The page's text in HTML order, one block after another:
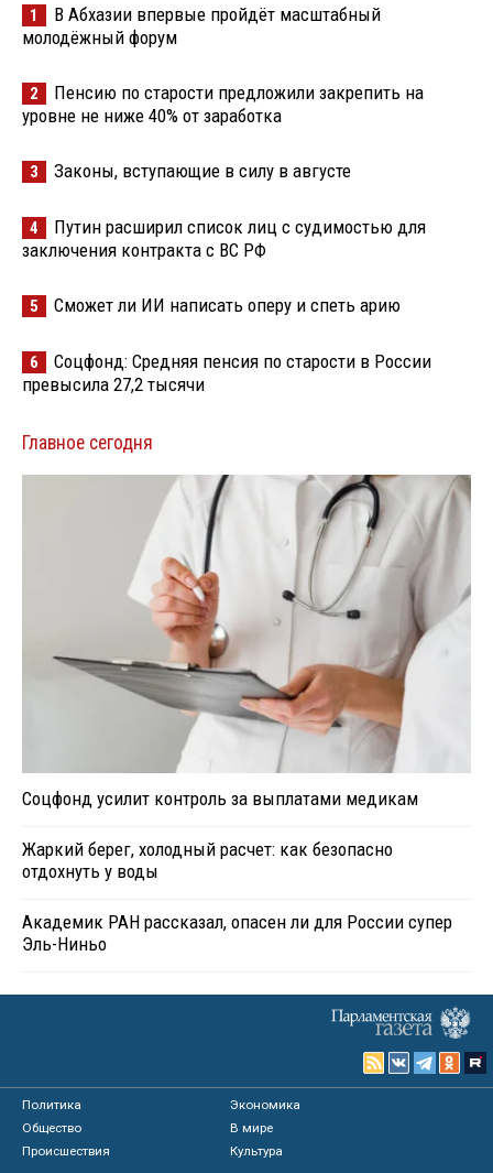
1
В Абхазии впервые пройдёт масштабный
молодёжный форум
2
Пенсию по старости предложили закрепить на
уровне не ниже 40% от заработка
3 Законы, вступающие в силу в августе
4
Путин расширил список лиц с судимостью для
заключения контракта с ВС РФ
5 Сможет ли ИИ написать оперу и спеть арию
6
Соцфонд: Средняя пенсия по старости в России
превысила 27,2 тысячи
Главное сегодня
Соцфонд усилит контроль за выплатами медикам
Жаркий берег, холодный расчет: как безопасно
отдохнуть у воды
Академик РАН рассказал, опасен ли для России супер
Эль-Ниньо
Политика
Экономика
Общество
В мире
Происшествия
Культура